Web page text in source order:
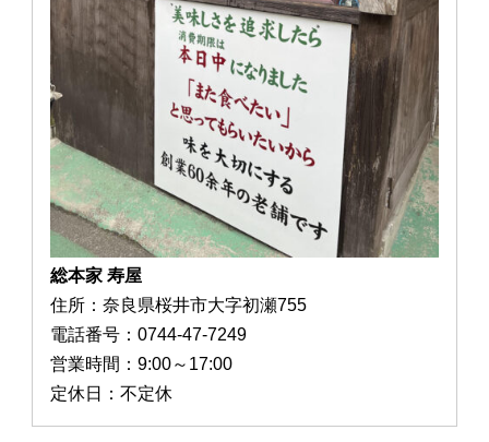
総本家 寿屋
住所：奈良県桜井市大字初瀬755
電話番号：0744-47-7249
営業時間：9:00～17:00
定休日：不定休